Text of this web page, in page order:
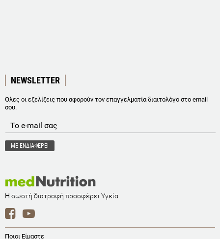
NEWSLETTER
Όλες οι εξελίξεις που αφορούν τον επαγγελματία διαιτολόγο στο email
σου.
Η σωστή διατροφή προσφέρει Υγεία
Ποιοι Είμαστε